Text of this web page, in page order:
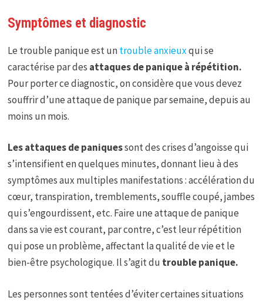
Symptômes et diagnostic
Le trouble panique est untrouble anxieuxqui se
caractérise par des attaques de panique à répétition.
Pour porter ce diagnostic, on considère que vous devez
souffrir d’une attaque de panique par semaine, depuis au
moins un mois.
Les attaques de paniquessont des crises d’angoisse qui
s’intensifient en quelques minutes, donnant lieu à des
symptômes aux multiples manifestations : accélération du
cœur, transpiration, tremblements, souffle coupé, jambes
qui s’engourdissent, etc. Faire une attaque de panique
dans sa vie est courant, par contre, c’est leur répétition
qui pose un problème, affectant la qualité de vie et le
bien-être psychologique. Il s’agit du trouble panique.
Les personnes sont tentées d’éviter certaines situations